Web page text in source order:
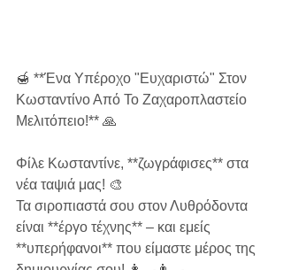
🍯 **Ένα Υπέροχο "Ευχαριστώ" Στον
Κωσταντίνο Από Το Ζαχαροπλαστείο
Μελιτόπειο!** 🙏
Φίλε Κωσταντίνε, **ζωγράφισες** στα
νέα ταψιά μας! 🎨
Τα σιροπιαστά σου στον Λυθρόδοντα
είναι **έργο τέχνης** – και εμείς
**υπερήφανοι** που είμαστε μέρος της